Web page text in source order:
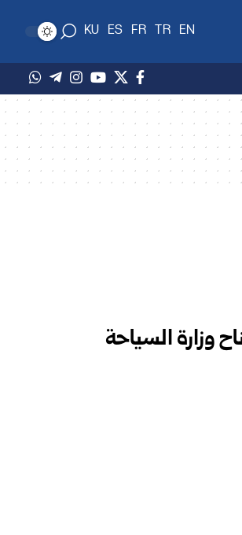
EN
TR
FR
ES
KU
وزارة السياحة